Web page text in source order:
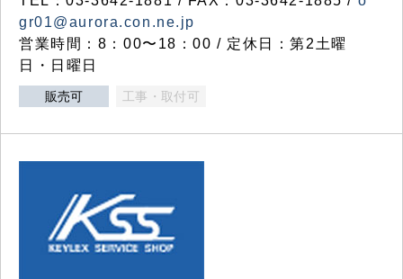
gr01@aurora.con.ne.jp
営業時間：8：00〜18：00 / 定休日：第2土曜
日・日曜日
販売可 工事・取付可